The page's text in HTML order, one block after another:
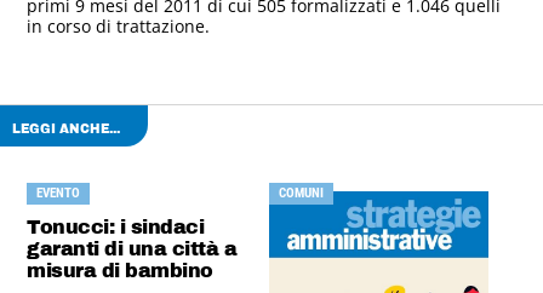
primi 9 mesi del 2011 di cui 505 formalizzati e 1.046 quelli
in corso di trattazione.
LEGGI ANCHE...
EVENTO
Tonucci: i sindaci
garanti di una città a
misura di bambino
COMUNI